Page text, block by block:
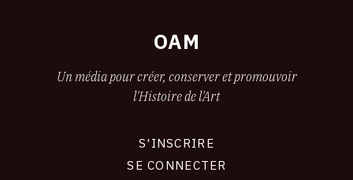
À PROPOS D'OAM
CGU
OAM
Un média pour créer, conserver et promouvoir
l'Histoire de l'Art
S'INSCRIRE
SE CONNECTER